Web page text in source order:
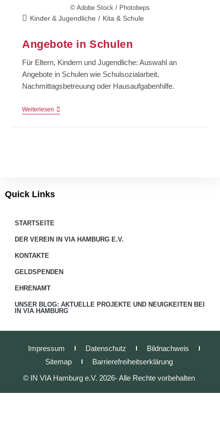
© Adobe Stock / Photobeps
Kinder & Jugendliche / Kita & Schule
Angebote in Schulen
Für Eltern, Kindern und Jugendliche: Auswahl an
Angebote in Schulen wie Schulsozialarbeit,
Nachmittagsbetreuung oder Hausaufgabenhilfe.
Weiterlesen
Quick Links
STARTSEITE
DER VEREIN IN VIA HAMBURG E.V.
KONTAKTE
GELDSPENDEN
EHRENAMT
UNSER BLOG: AKTUELLE PROJEKTE UND NEUIGKEITEN BEI
IN VIA HAMBURG
Impressum Datenschutz
Bildnachweis
Sitemap
Barrierefreiheitserklärung
© IN VIA Hamburg e.V. 2026- Alle Rechte vorbehalten